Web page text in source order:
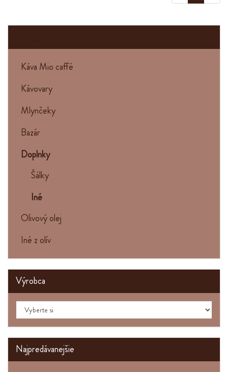
Káva Mio caffé
Kávovary
Mlynčeky
Bazár
Doplnky
Šálky
Iné
Olivový olej
Iné z olív
Výrobca
Najpredávanejšie